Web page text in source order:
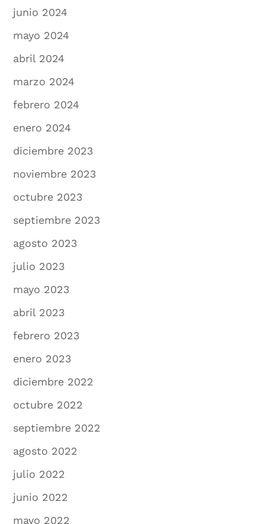
junio 2024
mayo 2024
abril 2024
marzo 2024
febrero 2024
enero 2024
diciembre 2023
noviembre 2023
octubre 2023
septiembre 2023
agosto 2023
julio 2023
mayo 2023
abril 2023
febrero 2023
enero 2023
diciembre 2022
octubre 2022
septiembre 2022
agosto 2022
julio 2022
junio 2022
mayo 2022